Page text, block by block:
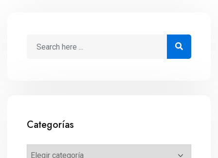
Categorías